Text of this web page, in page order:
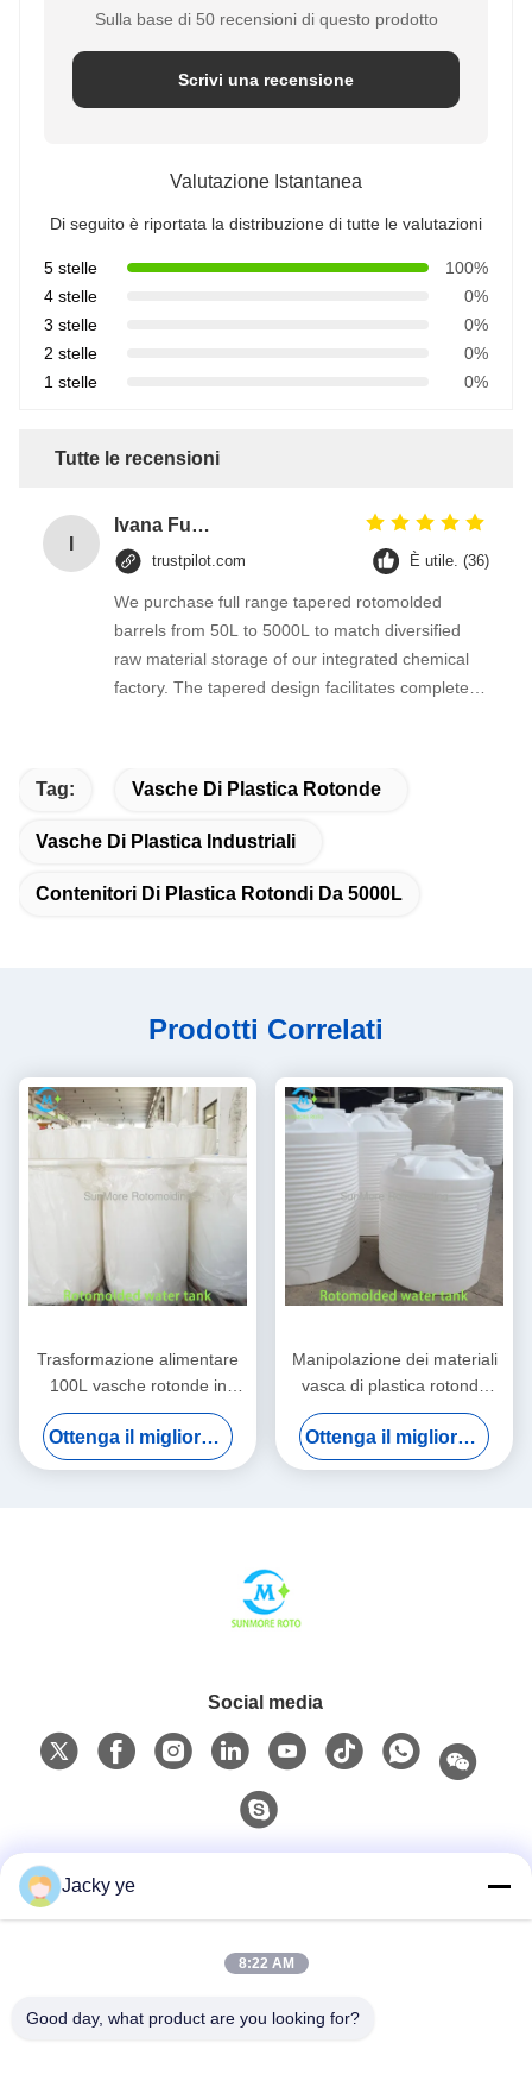
Sulla base di 50 recensioni di questo prodotto
Scrivi una recensione
Valutazione Istantanea
Di seguito è riportata la distribuzione di tutte le valutazioni
5 stelle
100%
4 stelle
0%
3 stelle
0%
2 stelle
0%
1 stelle
0%
Tutte le recensioni
Ivana Fuentes
trustpilot.com È utile. (36)
We purchase full range tapered rotomolded
barrels from 50L to 5000L to match diversified
raw material storage of our integrated chemical
factory. The tapered design facilitates complete
materials.
Tag: Vasche Di Plastica Rotonde
Vasche Di Plastica Industriali
Contenitori Di Plastica Rotondi Da 5000L
Prodotti Correlati
Trasformazione alimentare
100L vasche rotonde in
plastica con struttura alta /
bassa LLDPE stampata a
rotazione
Ottenga il migliore prezzo
Manipolazione dei materiali
vasca di plastica rotonda
grande 1000L per sistemi
industriali
Ottenga il migliore prezzo
Social media
0086-15967190727
Jacky ye
8:22 AM
Good day, what product are you looking for?